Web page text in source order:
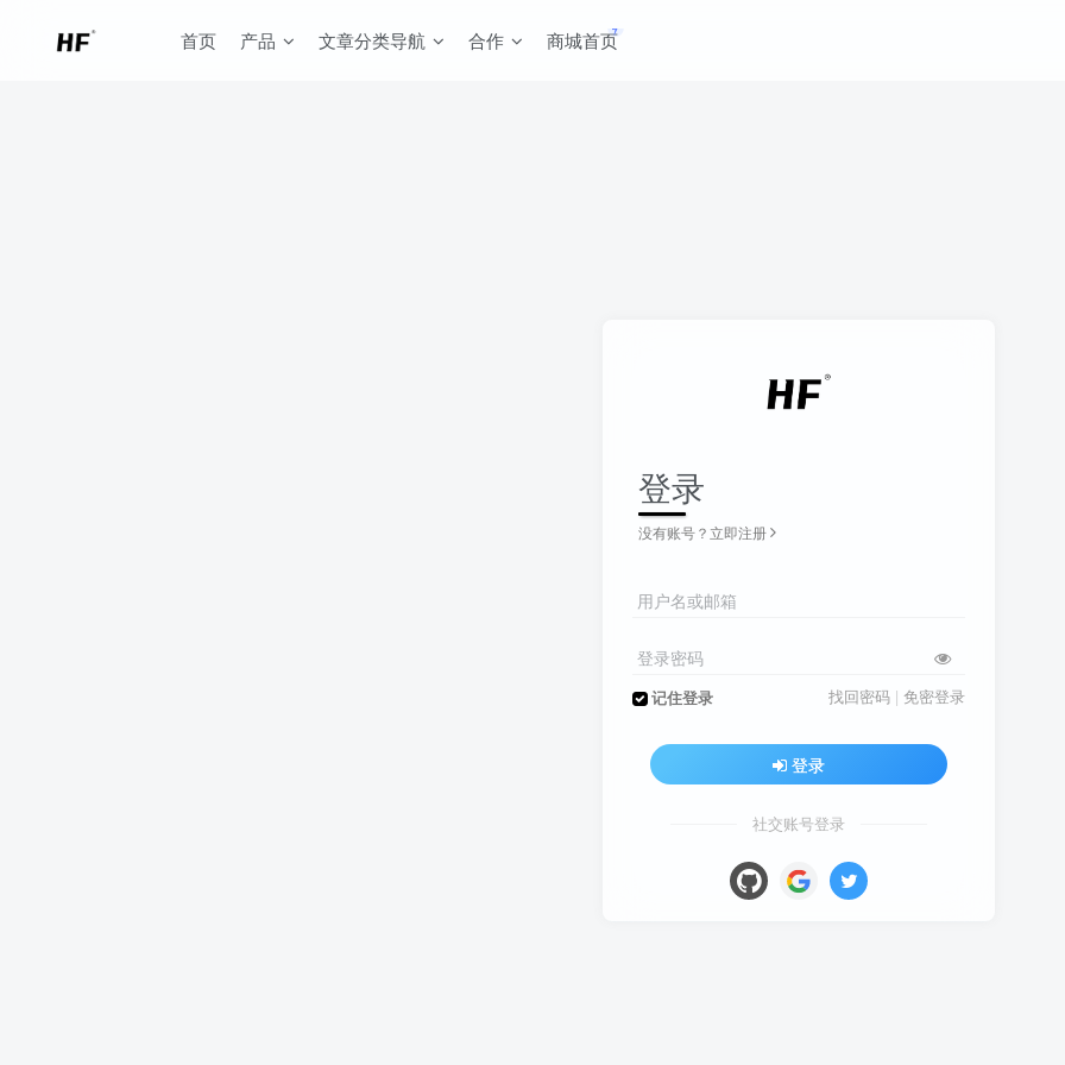
首页 产品 文章分类导航 合作 商城首页
登录
没有账号？立即注册
用户名或邮箱
登录密码
记住登录 找回密码 | 免密登录
登录
社交账号登录